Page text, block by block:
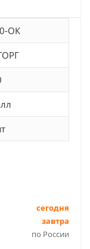
ОК
сегодня
завтра
по России